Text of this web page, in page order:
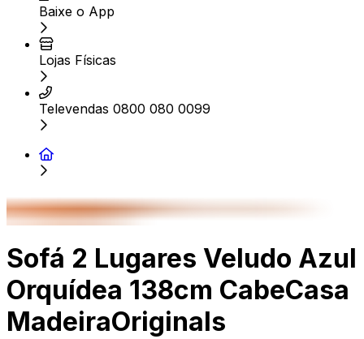
Baixe o App
Lojas Físicas
Televendas 0800 080 0099
Sofá 2 Lugares Veludo Azul
Orquídea 138cm CabeCasa
MadeiraOriginals